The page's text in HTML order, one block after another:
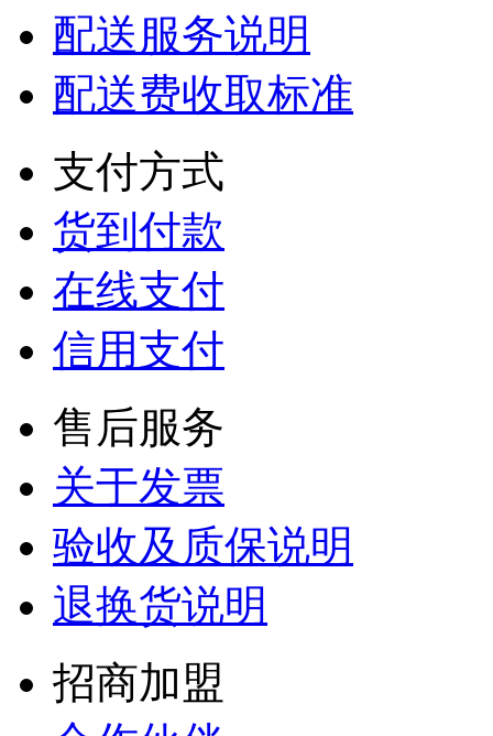
配送服务说明
配送费收取标准
支付方式
货到付款
在线支付
信用支付
售后服务
关于发票
验收及质保说明
退换货说明
招商加盟